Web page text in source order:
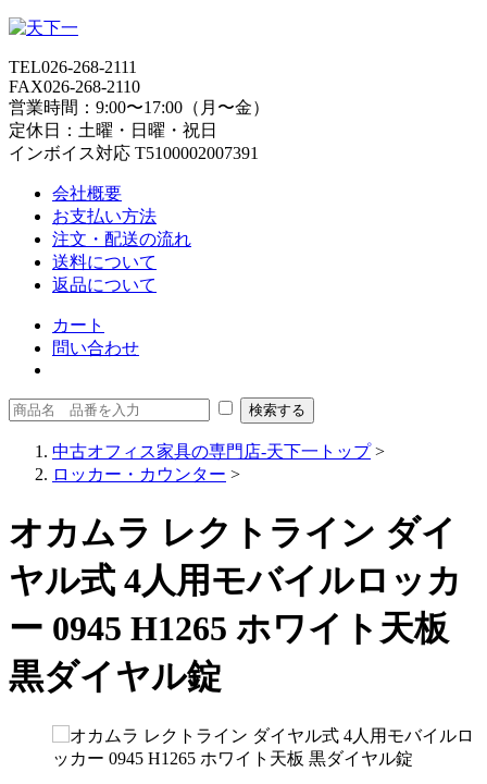
TEL026-268-2111
FAX026-268-2110
営業時間：9:00〜17:00（月〜金）
定休日：土曜・日曜・祝日
インボイス対応 T5100002007391
会社概要
お支払い方法
注文・配送の流れ
送料について
返品について
カート
問い合わせ
中古オフィス家具の専門店-天下一トップ>
ロッカー・カウンター >
オカムラ レクトライン ダイ
ヤル式 4人用モバイルロッカ
ー 0945 H1265 ホワイト天板
黒ダイヤル錠